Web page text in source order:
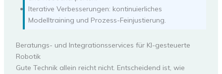
Iterative Verbesserungen: kontinuierliches
Modelltraining und Prozess-Feinjustierung.
Beratungs- und Integrationsservices für KI-gesteuerte
Robotik
Gute Technik allein reicht nicht. Entscheidend ist, wie